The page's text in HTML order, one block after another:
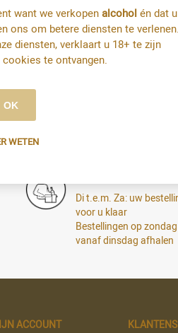
(EWS) een
voor zijn
waterbeheer. Voor
primeur.
Di t.e.m. Za: uw
voor u klaar
Bestellingen op
vanaf dinsdag afhalen
ACCOUNT
want we verkopenalcoholén dat u
ons om betere diensten te verlenen.
diensten, verklaart u 18+ te zijn
te ontvangen.
OK
WETEN